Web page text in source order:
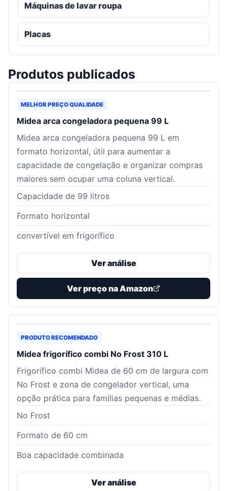
Máquinas de lavar roupa
Placas
Produtos publicados
MELHOR PREÇO QUALIDADE
Midea arca congeladora pequena 99 L
Midea arca congeladora pequena 99 L em
formato horizontal, útil para aumentar a
capacidade de congelação e organizar compras
maiores sem ocupar uma coluna vertical.
Capacidade de 99 litros
Formato horizontal
convertível em frigorífico
Ver análise
Ver preço na Amazon
PRODUTO RECOMENDADO
Midea frigorífico combi No Frost 310 L
Frigorífico combi Midea de 60 cm de largura com
No Frost e zona de congelador vertical, uma
opção prática para famílias pequenas e médias.
No Frost
Formato de 60 cm
Boa capacidade combinada
Ver análise